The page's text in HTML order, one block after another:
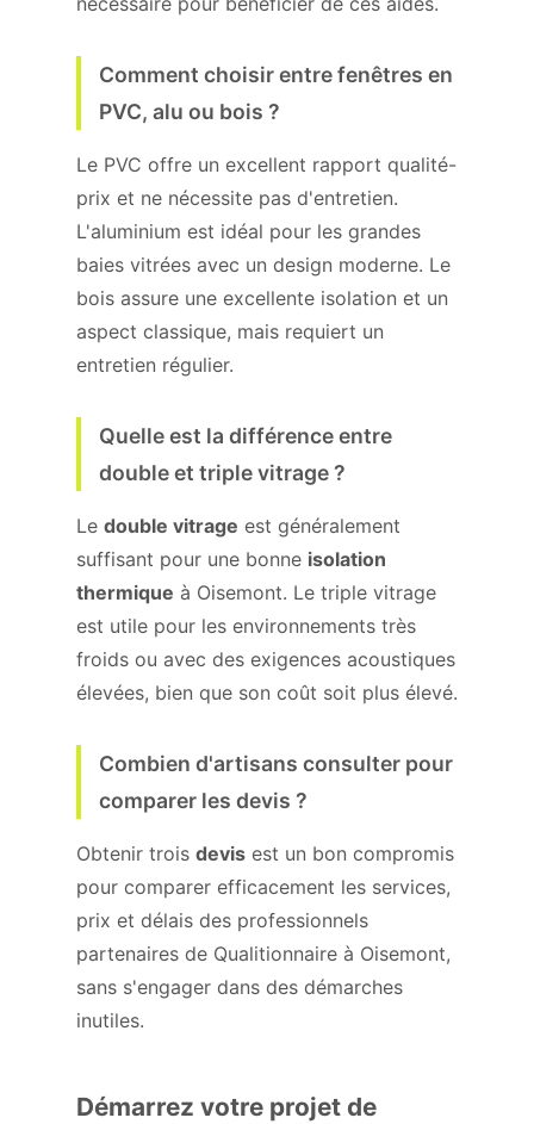
Comment choisir entre fenêtres en
PVC, alu ou bois ?
Le PVC offre un excellent rapport qualité-
prix et ne nécessite pas d'entretien.
L'aluminium est idéal pour les grandes
baies vitrées avec un design moderne. Le
bois assure une excellente isolation et un
aspect classique, mais requiert un
entretien régulier.
Quelle est la différence entre
double et triple vitrage ?
Le double vitrage est généralement
suffisant pour une bonne isolation
thermique à Oisemont. Le triple vitrage
est utile pour les environnements très
froids ou avec des exigences acoustiques
élevées, bien que son coût soit plus élevé.
Combien d'artisans consulter pour
comparer les devis ?
Obtenir trois devis est un bon compromis
pour comparer efficacement les services,
prix et délais des professionnels
partenaires de Qualitionnaire à Oisemont,
sans s'engager dans des démarches
inutiles.
Démarrez votre projet de